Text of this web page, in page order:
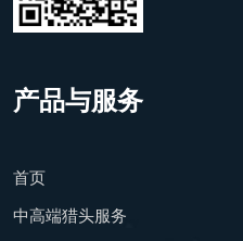
产品与服务
首页
中高端猎头服务